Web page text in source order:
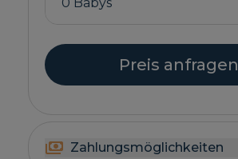
Preis anfragen
Zahlungsmöglichkeiten